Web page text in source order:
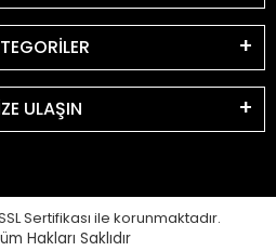
ULAŞIN
Sertifikası ile korunmaktadır.
Hakları Saklıdır